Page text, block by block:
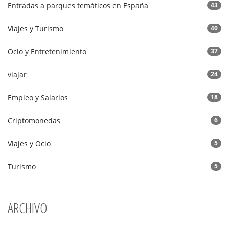
Entradas a parques temáticos en España 43
Viajes y Turismo 40
Ocio y Entretenimiento 37
viajar 24
Empleo y Salarios 18
Criptomonedas 6
Viajes y Ocio 5
Turismo 5
ARCHIVO